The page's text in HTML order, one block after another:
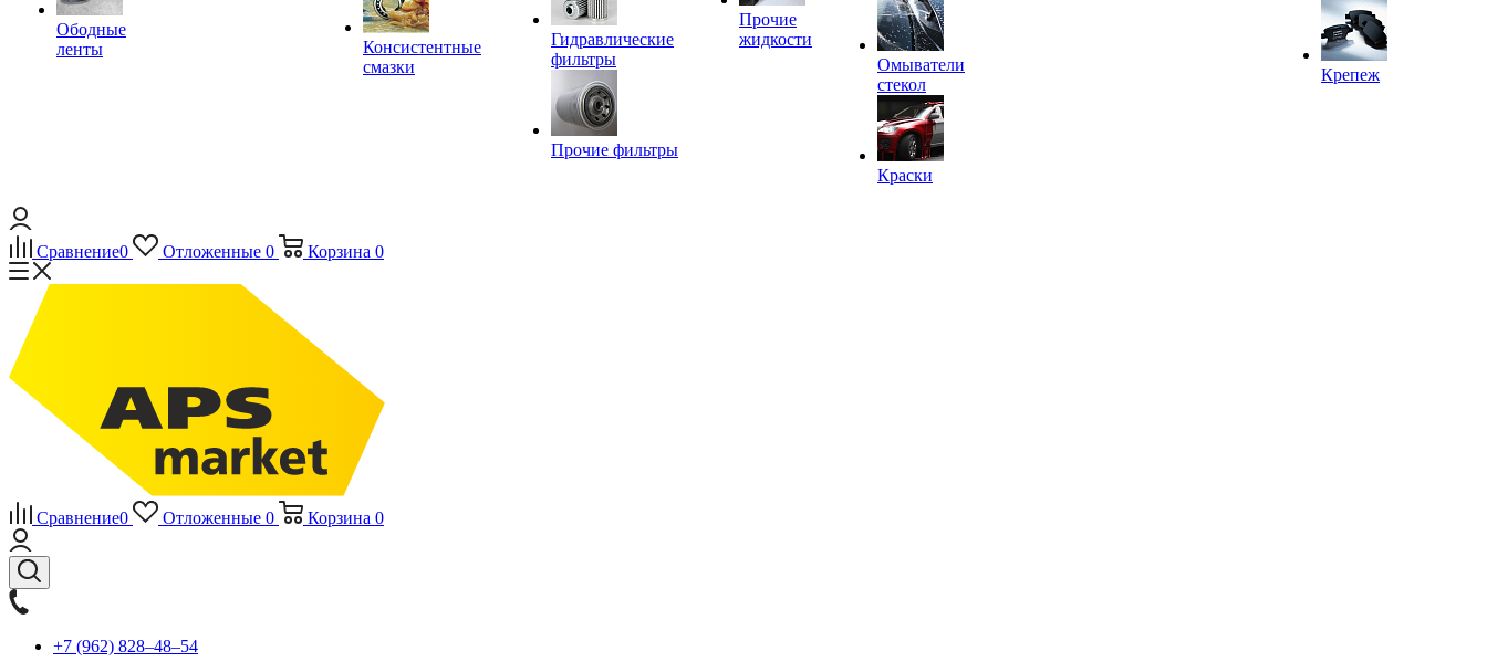
Ободные
ленты
Консистентные
смазки
Гидравлические
фильтры
Прочие фильтры
Прочие
жидкости
Омыватели
стекол
Краски
Крепеж
Сравнение0 Отложенные 0 Корзина 0
Сравнение0 Отложенные 0 Корзина 0
+7 (962) 828‒48‒54